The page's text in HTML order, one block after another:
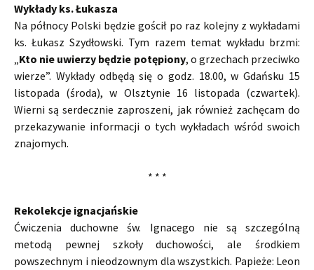
Wykłady ks. Łukasza
Na północy Polski będzie gościł po raz kolejny z wykładami
ks. Łukasz Szydłowski. Tym razem temat wykładu brzmi:
Kto nie uwierzy będzie potępiony, o grzechach przeciwko
wierze”. Wykłady odbędą się o godz. 18.00, w Gdańsku 15
listopada (środa), w Olsztynie 16 listopada (czwartek).
Wierni są serdecznie zaproszeni, jak również zachęcam do
przekazywanie informacji o tych wykładach wśród swoich
znajomych.
* * *
Rekolekcje ignacjańskie
Ćwiczenia duchowne św. Ignacego nie są szczególną
metodą pewnej szkoły duchowości, ale środkiem
powszechnym i nieodzownym dla wszystkich. Papieże: Leon